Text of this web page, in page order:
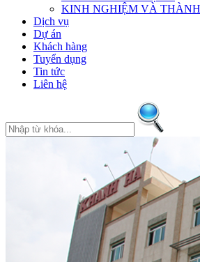
KINH NGHIỆM VÀ
Dịch vụ
Dự án
Khách hàng
Tuyển dụng
Tin tức
Liên hệ